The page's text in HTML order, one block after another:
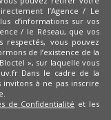
l’Agence / Le
d’informations sur vos
/ le Réseau, que vos
vous pouvez
de l’existence de la
», sur laquelle vous
Dans le cadre de la
à ne pas inscrire
de Confidentialité et les